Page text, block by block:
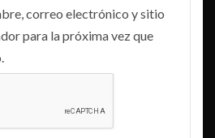
correo electrónico y sitio
para la próxima vez que